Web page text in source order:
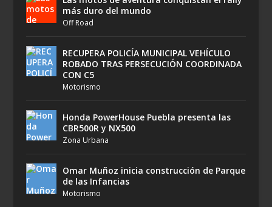
más duro del mundo
Off Road
RECUPERA POLICÍA MUNICIPAL VEHÍCULO
ROBADO TRAS PERSECUCIÓN COORDINADA
CON C5
Motorismo
Honda PowerHouse Puebla presenta las
CBR500R y NX500
Zona Urbana
Omar Muñoz inicia construcción de Parque
de las Infancias
Motorismo